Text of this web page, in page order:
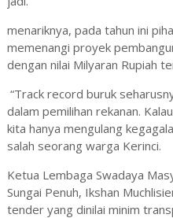
menariknya, pada tahun ini
memenangi proyek
dengan nilai Milyaran Rupiah
“Track record buruk
dalam pemilihan rekanan.
kita hanya mengulang
salah seorang warga Kerinci.
Ketua Lembaga Swadaya
Sungai Penuh, Ikshan
tender yang dinilai minim